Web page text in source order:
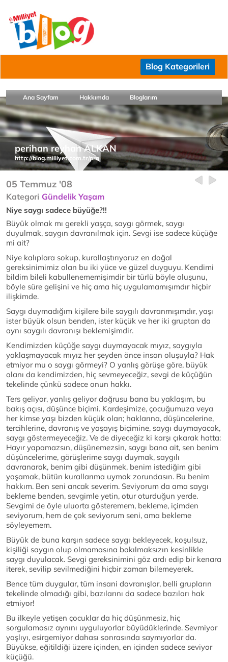
Blog Kategorileri
Ana Sayfam Hakkımda Bloglarım
perihan reyhan ALKAN
http://blog.milliyet.com.tr/pra
05 Temmuz '08
Kategori Gündelik Yaşam
Niye saygı sadece büyüğe?!!
Büyük olmak mı gerekli yaşça, saygı görmek, saygı
duyulmak, saygın davranılmak için. Sevgi ise sadece küçüğe
mi ait?
Niye kalıplara sokup, kurallaştırıyoruz en doğal
gereksinimimiz olan bu iki yüce ve güzel duyguyu. Kendimi
bildim bileli kabullenememişimdir bir türlü böyle oluşunu,
böyle süre gelişini ve hiç ama hiç uygulamamışımdır hiçbir
ilişkimde.
Saygı duymadığım kişilere bile saygılı davranmışımdır, yaşı
ister büyük olsun benden, ister küçük ve her iki gruptan da
aynı saygılı davranışı beklemişimdir.
Kendimizden küçüğe saygı duymayacak mıyız, saygıyla
yaklaşmayacak mıyız her şeyden önce insan oluşuyla? Hak
etmiyor mu o saygı görmeyi? O yanlış görüşe göre, büyük
olanı da kendimizden, hiç sevmeyeceğiz, sevgi de küçüğün
tekelinde çünkü sadece onun hakkı.
Ters geliyor, yanlış geliyor doğrusu bana bu yaklaşım, bu
bakış açısı, düşünce biçimi. Kardeşimize, çocuğumuza veya
her kimse yaşı bizden küçük olan; haklarına, düşüncelerine,
tercihlerine, davranış ve yaşayış biçimine, saygı duymayacak,
saygı göstermeyeceğiz. Ve de diyeceğiz ki karşı çıkarak hatta:
Hayır yapamazsın, düşünemezsin, saygı bana ait, sen benim
düşüncelerime, görüşlerime saygı duymak, saygılı
davranarak, benim gibi düşünmek, benim istediğim gibi
yaşamak, bütün kurallarıma uymak zorundasın. Bu benim
hakkım. Ben seni ancak severim. Seviyorum da ama saygı
bekleme benden, sevgimle yetin, otur oturduğun yerde.
Sevgimi de öyle uluorta gösteremem, bekleme, içimden
seviyorum, hem de çok seviyorum seni, ama bekleme
söyleyemem.
Büyük de buna karşın sadece saygı bekleyecek, koşulsuz,
kişiliği saygın olup olmamasına bakılmaksızın kesinlikle
saygı duyulacak. Sevgi gereksinimini göz ardı edip bir kenara
iterek, sevilip sevilmediğini hiçbir zaman bilemeyerek.
Bence tüm duygular, tüm insani davranışlar, belli grupların
tekelinde olmadığı gibi, bazılarını da sadece bazıları hak
etmiyor!
Bu ilkeyle yetişen çocuklar da hiç düşünmesiz, hiç
sorgulamasız aynını uyguluyorlar büyüdüklerinde. Sevmiyor
yaşlıyı, esirgemiyor dahası sonrasında saymıyorlar da.
Büyükse, eğitildiği üzere içinden, en içinden sadece seviyor
küçüğü.